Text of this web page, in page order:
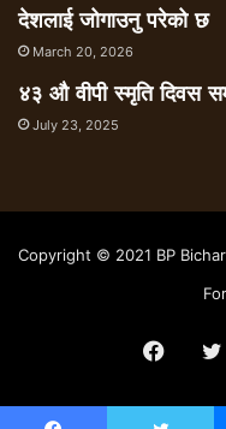
देशलाई जोगाउनु परेको छ
March 20, 2026
४३ औ वीपी स्मृति दिवस
July 23, 2025
Copyright © 2021 BP